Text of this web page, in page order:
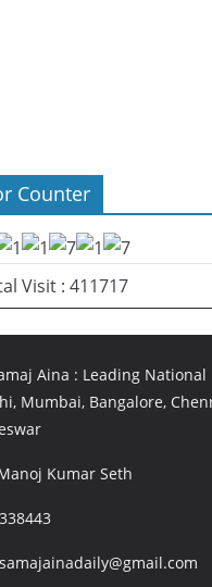
Counter
Visit : 411717
Aina : Leading
Mumbai, Bangalore,
Kumar Seth